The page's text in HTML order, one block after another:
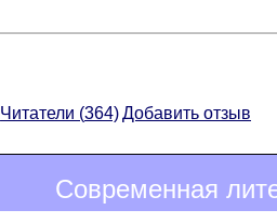
Читатели (364)Добавить отзыв
Современная